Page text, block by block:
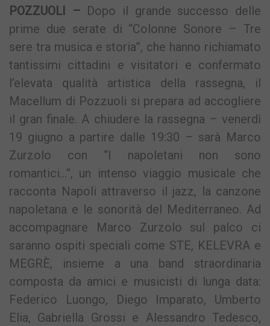
POZZUOLI – Dopo il grande successo delle
prime due serate di “Colonne Sonore – Tre
sere tra musica e storia”, che hanno richiamato
tantissimi cittadini e visitatori e confermato
l’elevata qualità artistica della rassegna, il
Macellum di Pozzuoli si prepara ad accogliere
il gran finale. A chiudere la rassegna – venerdì
19 giugno a partire dalle 19:30 – sarà Marco
Zurzolo con “I napoletani non sono
romantici…”, un intenso viaggio musicale che
racconta Napoli attraverso il jazz, la canzone
napoletana e le sonorità del Mediterraneo. Ad
accompagnare Marco Zurzolo sul palco ci
saranno ospiti speciali come STE, KELEVRA e
MEGRÈ, insieme a una band straordinaria
composta da amici e musicisti di lunga data:
Federico Luongo, Diego Imparato, Umberto
Elia, Gabriella Grossi e Alessandro Tedesco,